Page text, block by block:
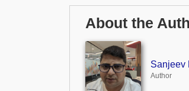
About the
Sanjeev
Author